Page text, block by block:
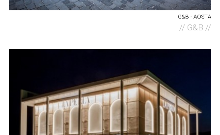
G&B - AOSTA
// G&B //